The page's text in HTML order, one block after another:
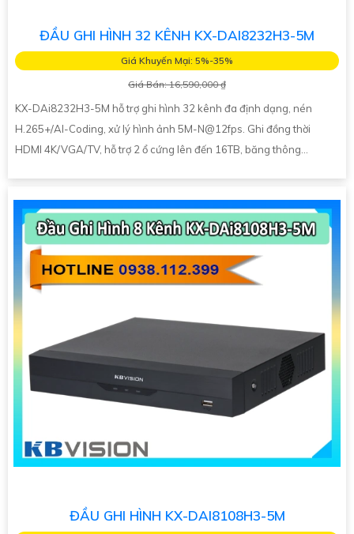
ĐẦU GHI HÌNH 32 KÊNH KX-DAI8232H3-5M
Giá Khuyến Mại: 5%-35%
Giá Bán: 16,590,000 ₫
KX-DAi8232H3-5M hỗ trợ ghi hình 32 kênh đa định dạng, nén
H.265+/AI-Coding, xử lý hình ảnh 5M-N@12fps. Ghi đồng thời
HDMI 4K/VGA/TV, hỗ trợ 2 ổ cứng lên đến 16TB, băng thông...
ĐẦU GHI HÌNH KX-DAI8108H3-5M